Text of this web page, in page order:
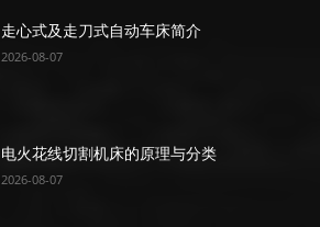
走心式及走刀式自动车床简介
2026-08-07
电火花线切割机床的原理与分类
2026-08-07